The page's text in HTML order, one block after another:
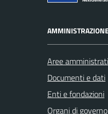
Aree
Documenti e dati
Enti e fondazioni
Organi di governo